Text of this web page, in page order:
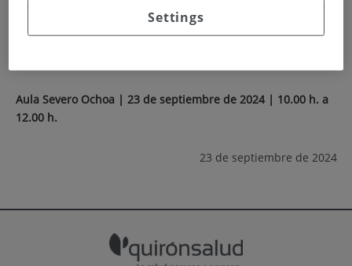
VI Reunión Anual de
Aula Severo Ochoa | 23 de septiembre de 2024 | 10.00 h. a
12.00 h.
23 de septiembre de 2024
Settings